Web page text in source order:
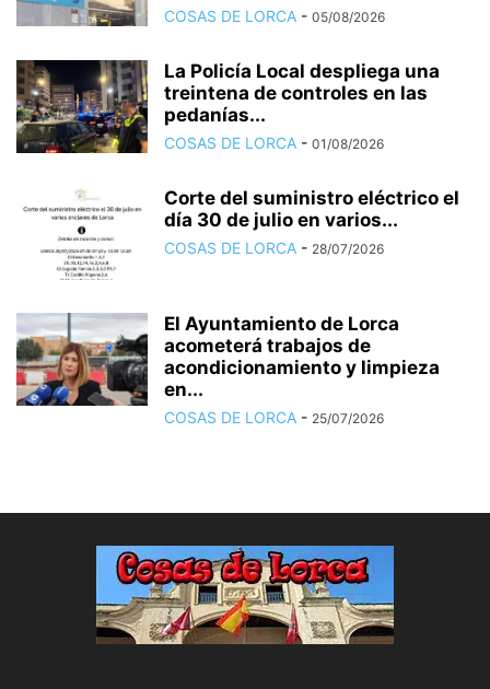
COSAS DE LORCA - 05/08/2026
La Policía Local despliega una
treintena de controles en las
pedanías...
COSAS DE LORCA - 01/08/2026
Corte del suministro eléctrico el
día 30 de julio en varios...
COSAS DE LORCA - 28/07/2026
El Ayuntamiento de Lorca
acometerá trabajos de
acondicionamiento y limpieza
en...
COSAS DE LORCA - 25/07/2026